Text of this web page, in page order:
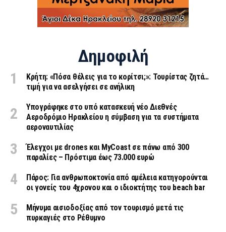
Δημοφιλή
Κρήτη: «Πόσα θέλεις για το κορίτσι;»: Τουρίστας ζητά…
τιμή για να ασελγήσει σε ανήλικη
Υπογράφηκε στο υπό κατασκευή νέο Διεθνές
Αεροδρόμιο Ηρακλείου η σύμβαση για τα συστήματα
αεροναυτιλίας
Έλεγχοι με drones και MyCoast σε πάνω από 300
παραλίες – Πρόστιμα έως 73.000 ευρώ
Πάρος: Για ανθρωποκτονία από αμέλεια κατηγορούνται
οι γονείς του 4χρονου και ο ιδιοκτήτης του beach bar
Μήνυμα αισιοδοξίας από τον τουρισμό μετά τις
πυρκαγιές στο Ρέθυμνο